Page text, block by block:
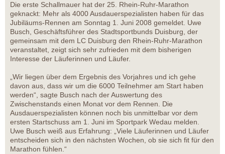
Die erste Schallmauer hat der 25. Rhein-Ruhr-Marathon
geknackt: Mehr als 4000 Ausdauerspezialisten haben für das
Jubiläums-Rennen am Sonntag 1. Juni 2008 gemeldet. Uwe
Busch, Geschäftsführer des Stadtsportbunds Duisburg, der
gemeinsam mit dem LC Duisburg den Rhein-Ruhr-Marathon
veranstaltet, zeigt sich sehr zufrieden mit dem bisherigen
Interesse der Läuferinnen und Läufer.
„Wir liegen über dem Ergebnis des Vorjahres und ich gehe
davon aus, dass wir um die 6000 Teilnehmer am Start haben
werden“, sagte Busch nach der Auswertung des
Zwischenstands einen Monat vor dem Rennen. Die
Ausdauerspezialisten können noch bis unmittelbar vor dem
ersten Startschuss am 1. Juni im Sportpark Wedau melden.
Uwe Busch weiß aus Erfahrung: „Viele Läuferinnen und Läufer
entscheiden sich in den nächsten Wochen, ob sie sich fit für den
Marathon fühlen.“